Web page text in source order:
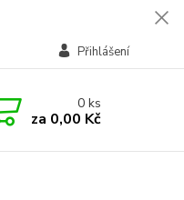
Přihlášení
0ks
za 0,00 Kč